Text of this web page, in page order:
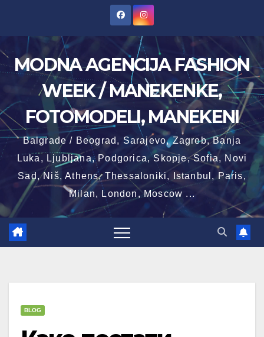
content
MODNA AGENCIJA FASHION
WEEK / MANEKENKE,
FOTOMODELI, MANEKENI
Balgrade / Beograd, Sarajevo, Zagreb, Banja
Luka, Ljubljana, Podgorica, Skopje, Sofia, Novi
Sad, Niš, Athens, Thessaloniki, Istanbul, Paris,
Milan, London, Moscow ...
BLOG